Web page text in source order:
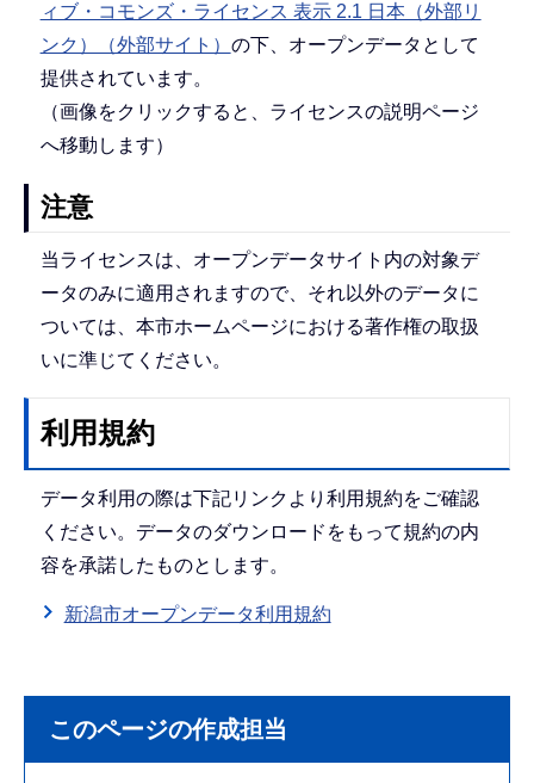
ィブ・コモンズ・ライセンス 表示 2.1 日本（外部リ
ンク）（外部サイト） の下、オープンデータとして
提供されています。
（画像をクリックすると、ライセンスの説明ページ
へ移動します）
注意
当ライセンスは、オープンデータサイト内の対象デ
ータのみに適用されますので、それ以外のデータに
ついては、本市ホームページにおける著作権の取扱
いに準じてください。
利用規約
データ利用の際は下記リンクより利用規約をご確認
ください。データのダウンロードをもって規約の内
容を承諾したものとします。
新潟市オープンデータ利用規約
このページの作成担当